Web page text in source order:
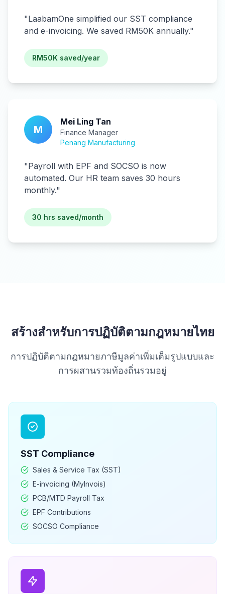
"LaabamOne simplified our SST compliance
and e-invoicing. We saved RM50K annually."
RM50K saved/year
M
Mei Ling Tan
Finance Manager
Penang Manufacturing
"Payroll with EPF and SOCSO is now
automated. Our HR team saves 30 hours
monthly."
30 hrs saved/month
สร้างสำหรับการปฏิบัติตามกฎหมายไทย
การปฏิบัติตามกฎหมายภาษีมูลค่าเพิ่มเต็มรูปแบบและ
การผสานรวมท้องถิ่นรวมอยู่
SST Compliance
Sales & Service Tax (SST)
E-invoicing (MyInvois)
PCB/MTD Payroll Tax
EPF Contributions
SOCSO Compliance